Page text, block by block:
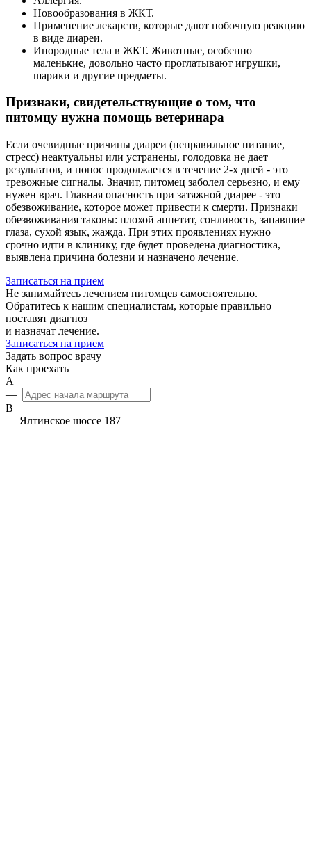
Новообразования в ЖКТ.
Применение лекарств, которые дают побочную реакцию
в виде диареи.
Инородные тела в ЖКТ. Животные, особенно
маленькие, довольно часто проглатывают игрушки,
шарики и другие предметы.
Признаки, свидетельствующие о том, что
питомцу нужна помощь ветеринара
Если очевидные причины диареи (неправильное питание,
стресс) неактуальны или устранены, голодовка не дает
результатов, и понос продолжается в течение 2-х дней - это
тревожные сигналы. Значит, питомец заболел серьезно, и ему
нужен врач. Главная опасность при затяжной диарее - это
обезвоживание, которое может привести к смерти. Признаки
обезвоживания таковы: плохой аппетит, сонливость, запавшие
глаза, сухой язык, жажда. При этих проявлениях нужно
срочно идти в клинику, где будет проведена диагностика,
выявлена причина болезни и назначено лечение.
Записаться на прием
Не занимайтесь лечением питомцев самостоятельно.
Обратитесь к нашим специалистам, которые правильно
поставят диагноз
и назначат лечение.
Записаться на прием
Задать вопрос врачу
Как проехать
А
—
B
— Ялтинское шоссе 187